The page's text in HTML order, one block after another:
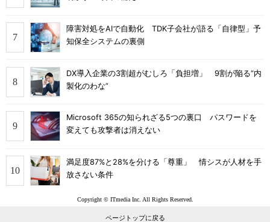
障害対処をAIで自動化 TDK子会社が語る「自律型」予
知保全システムの裏側
DX導入企業の3割超がむしろ「負担増」 9割が陥る“内
製化のわな”
Microsoft 365の知られざる5つの裏口 パスワードを
変えても攻撃者は消えない
満足度87%と28%を分ける「尊重」 情シスが人材を手
放さない条件
Copyright © ITmedia Inc. All Rights Reserved.
ページトップに戻る